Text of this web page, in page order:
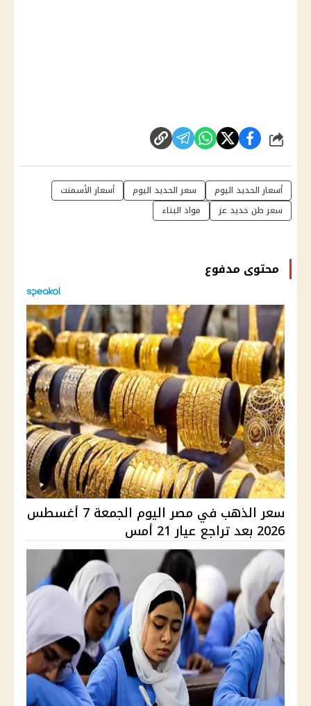
شارك
أسعار الحديد اليوم سعر الحديد اليوم
أسعار الأسمنت
سعر طن حديد عز
مواد البناء
محتوى مدفوع
سعر الذهب في مصر اليوم الجمعة 7 أغسطس
2026 بعد تراجع عيار 21 أمس